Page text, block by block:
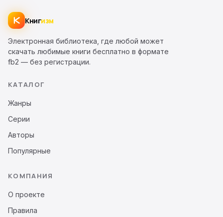
Книгизм
Электронная библиотека, где любой может
скачать любимые книги бесплатно в формате
fb2 — без регистрации.
КАТАЛОГ
Жанры
Серии
Авторы
Популярные
КОМПАНИЯ
О проекте
Правила